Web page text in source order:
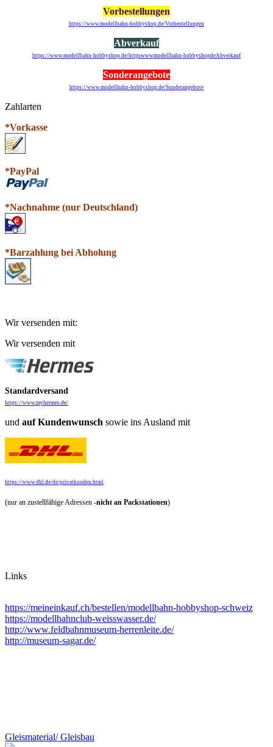
Vorbestellungen
https://www.modellbahn-hobbyshop.de/Vorbestellungen
Abverkauf
https://www.modellbahn-hobbyshop.de/httpswwwmodellbahn-hobbyshopdeAbverkauf
Sonderangebote
https://www.modellbahn-hobbyshop.de/Sonderangebote
Zahlarten
*Vorkasse
*PayPal
*Nachnahme (nur Deutschland)
*Barzahlung bei Abholung
Wir versenden mit:
Wir versenden mit
Standardversand
https://www.myhermes.de/
und auf Kundenwunsch sowie ins Ausland mit
https://www.dhl.de/de/privatkunden.html
(nur an zustellfähige Adressen -nicht an Packstationen)
Links
https://meineinkauf.ch/bestellen/modellbahn-hobbyshop-schweiz
https://modellbahnclub-weisswasser.de/
http://www.feldbahnmuseum-herrenleite.de/
http://museum-sagar.de/
Gleismaterial/ Gleisbau